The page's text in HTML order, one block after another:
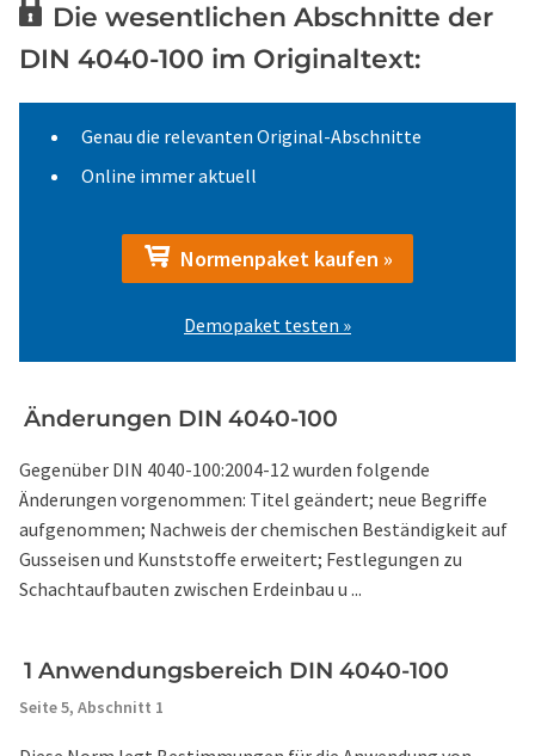
Die wesentlichen Abschnitte der
DIN 4040-100 im Originaltext:
Genau die relevanten Original-Abschnitte
Online immer aktuell
Normenpaket kaufen »
Demopaket testen »
Änderungen DIN 4040-100
Gegenüber DIN 4040-100:2004-12 wurden folgende
Änderungen vorgenommen: Titel geändert; neue Begriffe
aufgenommen; Nachweis der chemischen Beständigkeit auf
Gusseisen und Kunststoffe erweitert; Festlegungen zu
Schachtaufbauten zwischen Erdeinbau u ...
1 Anwendungsbereich DIN 4040-100
Seite 5, Abschnitt 1